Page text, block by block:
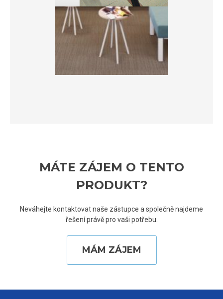
MÁTE ZÁJEM O TENTO
PRODUKT?
Neváhejte kontaktovat naše zástupce a společně najdeme
řešení právě pro vaši potřebu.
MÁM ZÁJEM